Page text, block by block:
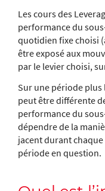
Les cours des
performance du
quotidien fixe choisi
être exposé aux
par le levier choisi,
Sur une période
peut être différente
performance du
dépendre de la
jacent durant
période en question.